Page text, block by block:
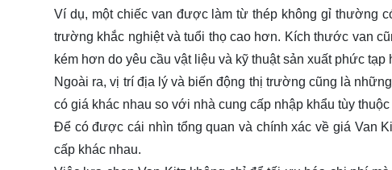
Ví dụ, một chiếc van được làm từ thép không gỉ thường
trường khắc nghiệt và tuổi thọ cao hơn. Kích thước van
kém hơn do yêu cầu vật liệu và kỹ thuật sản xuất phức tạp
Ngoài ra, vị trí địa lý và biến động thị trường cũng là
có giá khác nhau so với nhà cung cấp nhập khẩu tùy
Để có được cái nhìn tổng quan và chính xác về giá Van
cấp khác nhau.